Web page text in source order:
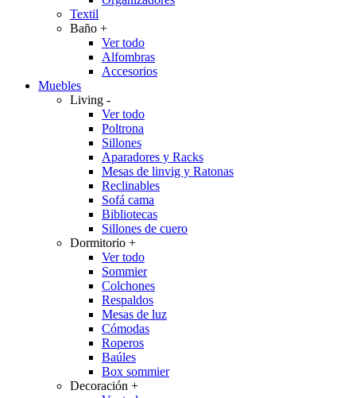
Textil
Baño +
Ver todo
Alfombras
Accesorios
Muebles
Living -
Ver todo
Poltrona
Sillones
Aparadores y Racks
Mesas de linvig y Ratonas
Reclinables
Sofá cama
Bibliotecas
Sillones de cuero
Dormitorio +
Ver todo
Sommier
Colchones
Respaldos
Mesas de luz
Cómodas
Roperos
Baúles
Box sommier
Decoración +